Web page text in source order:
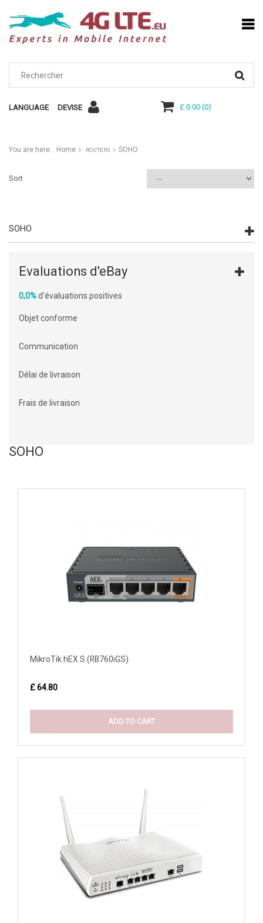
LANGUAGE DEVISE £ 0.00(0)
You are here: Home ROUTERS SOHO
Sort
SOHO
Evaluations d'eBay
0,0%d'évaluations positives
Objet conforme
Communication
Délai de livraison
Frais de livraison
SOHO
MikroTik hEX S (RB760iGS)
£ 64.80
ADD TO CART